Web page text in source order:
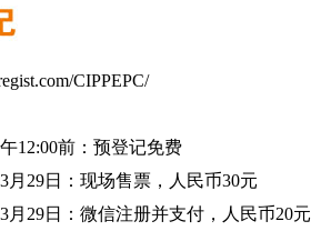
CIPPEPC/
前：预登记免费
日：现场售票，人民币30元
日：微信注册并支付，人民币20元